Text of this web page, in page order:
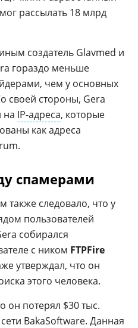
рассылать 18 млрд
создатель Glavmed и
гораздо меньше
чем у основных
своей стороны, Gera
на IP-адреса, которые
как адреса
спамерами
также следовало, что у
пользователей
собирался
с ником FTPFire
утверждал, что он
этого человека.
он потерял $30 тыс.
BakaSoftware. Данная